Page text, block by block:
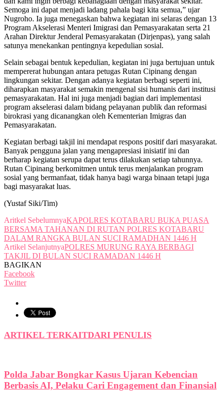
Semoga ini dapat menjadi ladang pahala bagi kita semua,” ujar
Nugroho. Ia juga menegaskan bahwa kegiatan ini selaras dengan 13
Program Akselerasi Menteri Imigrasi dan Pemasyarakatan serta 21
Arahan Direktur Jenderal Pemasyarakatan (Dirjenpas), yang salah
satunya menekankan pentingnya kepedulian sosial.
Selain sebagai bentuk kepedulian, kegiatan ini juga bertujuan untuk
mempererat hubungan antara petugas Rutan Cipinang dengan
lingkungan sekitar. Dengan adanya kegiatan berbagi seperti ini,
diharapkan masyarakat semakin mengenal sisi humanis dari institusi
pemasyarakatan. Hal ini juga menjadi bagian dari implementasi
program akselerasi dalam bidang pelayanan publik dan reformasi
birokrasi yang dicanangkan oleh Kementerian Imigras dan
Pemasyarakatan.
Kegiatan berbagi takjil ini mendapat respons positif dari masyarakat.
Banyak pengguna jalan yang mengapresiasi inisiatif ini dan
berharap kegiatan serupa dapat terus dilakukan setiap tahunnya.
Rutan Cipinang berkomitmen untuk terus menjalankan program
sosial yang bermanfaat, tidak hanya bagi warga binaan tetapi juga
bagi masyarakat luas.
(Yustaf Siki/Tim)
Aritkel SebelumnyaKAPOLRES KOTABARU BUKA PUASA
BERSAMA TAHANAN DI RUTAN POLRES KOTABARU
DALAM RANGKA BULAN SUCI RAMADHAN 1446 H
Artikel SelanjutnyaPOLRES MURUNG RAYA BERBAGI
TAKJIL DI BULAN SUCI RAMADAN 1446 H
BAGIKAN
Facebook
Twitter
ARTIKEL TERKAITDARI PENULIS
Polda Jabar Bongkar Kasus Ujaran Kebencian
Berbasis AI, Pelaku Cari Engagement dan Finansial